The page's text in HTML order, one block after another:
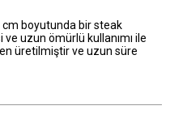
cm boyutunda bir steak
ve uzun ömürlü kullanımı ile
üretilmiştir ve uzun süre